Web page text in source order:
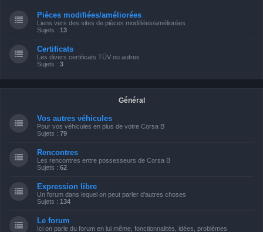
Pièces modifiées/améliorées
Liens vers des sites de pièces modifiées/améliorées
Sujets : 13
Certificats
Les divers certificats TÜV ou autres
Sujets : 3
Général
Vos autres véhicules
Pour vos véhicules en plus de votre Corsa B
Sujets : 79
Rencontres
Les rencontres entre possesseurs de Corsa B
Sujets : 62
Expression libre
Un forum dans lequel on peut parler d'autres choses
Sujets : 134
Le forum
Ici on parle du forum en lui même, fonctionnalités, idées, problèmes